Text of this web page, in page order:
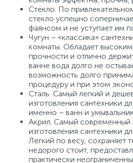
Стекло. По
стекло успешно
фаянсом и не уступает им
Чугун – «классика»
комнаты. Обладает
прочности и отлично
ванне вода долго не
возможность долго
процедуру и при этом
Сталь. Самый легкий и
изготовления сантехники
именно – ванн и
Акрил. Самый современный
изготовления сантехники
Легкий по весу, сохраняет
недорого стоит,
практически